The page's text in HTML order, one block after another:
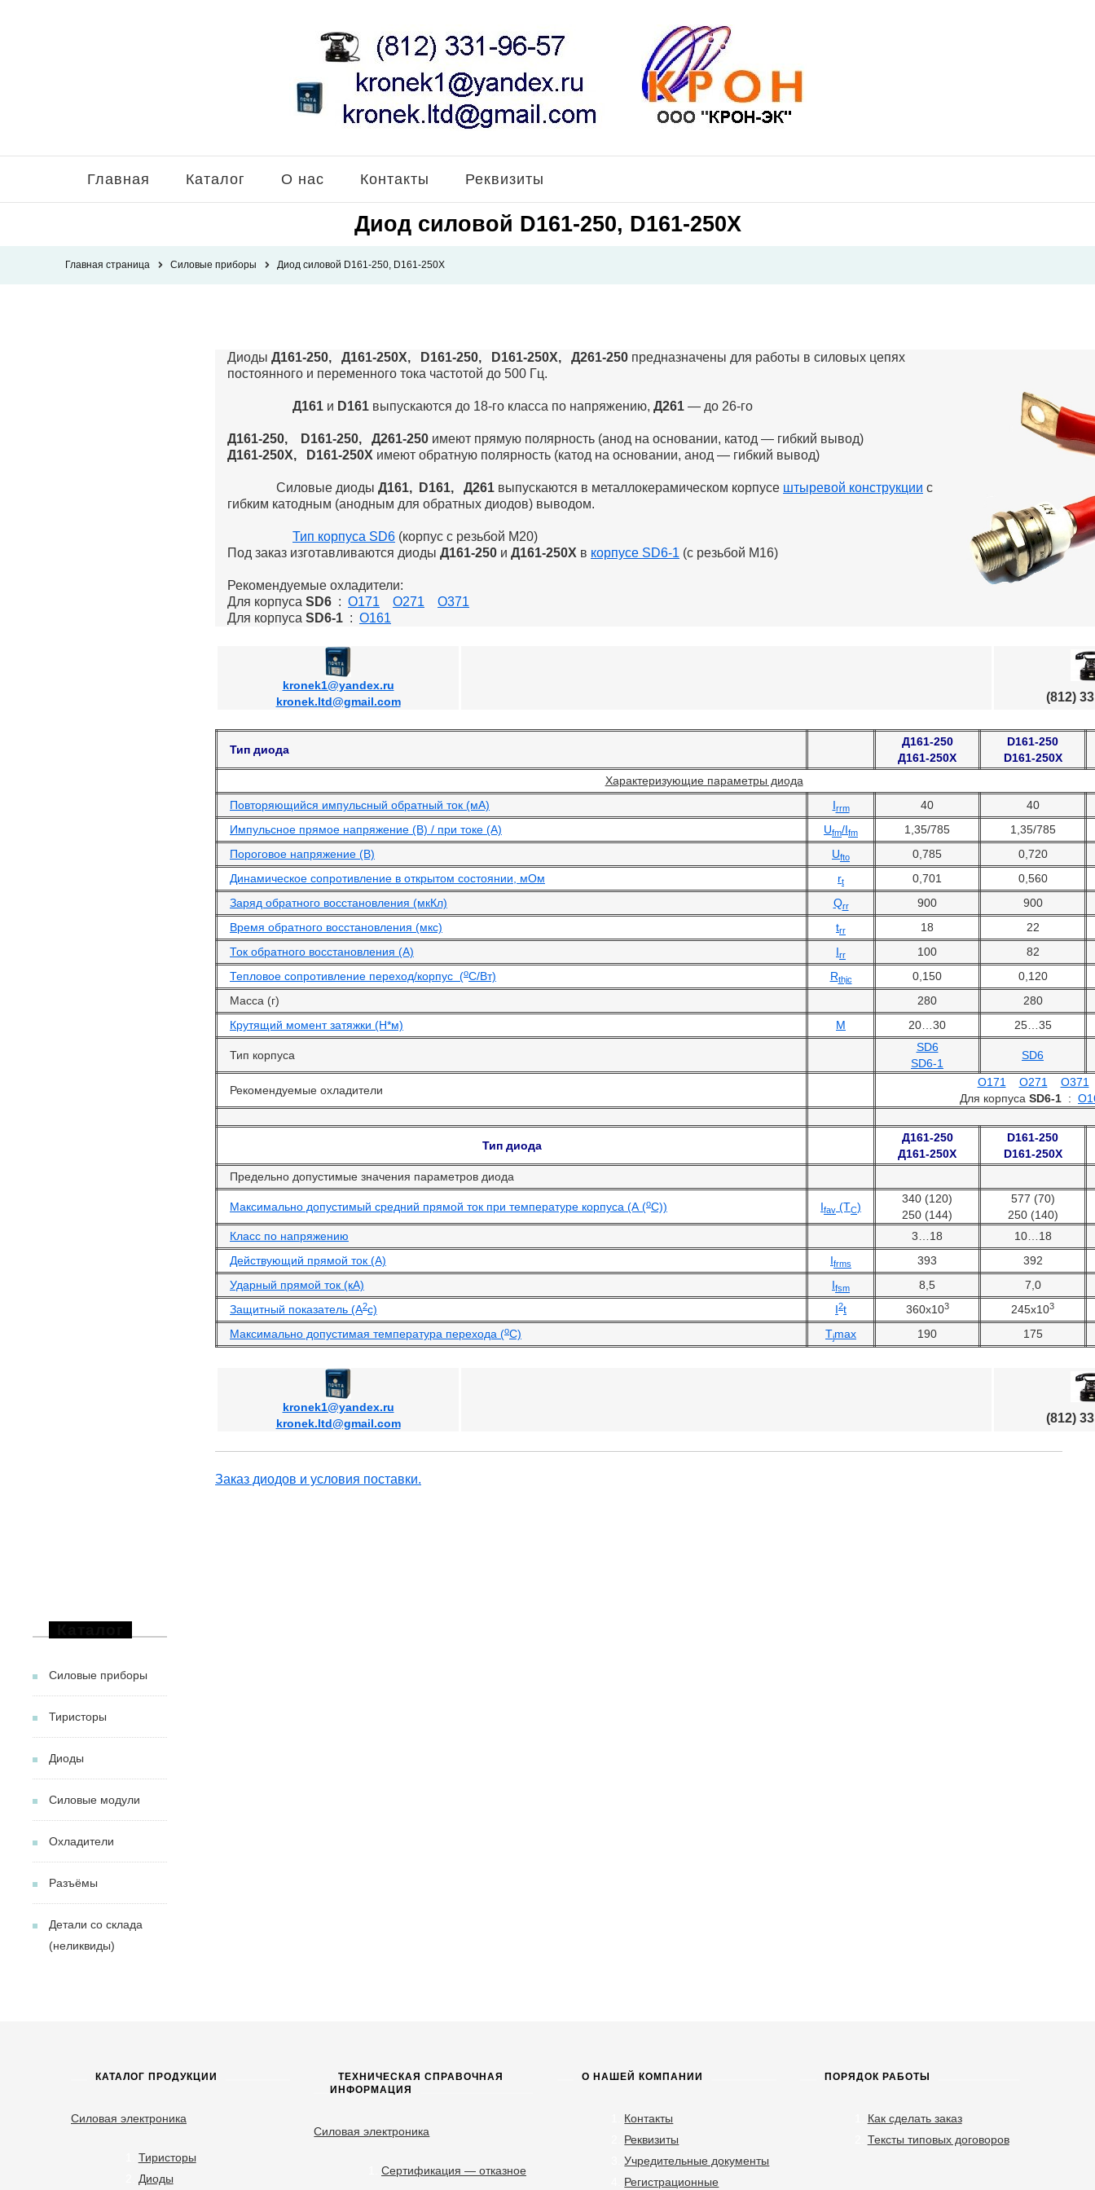
Главная Каталог О нас Контакты Реквизиты
Диод силовой D161-250, D161-250Х
Главная страница Силовые приборы Диод силовой D161-250, D161-250Х
Диоды Д161-250, Д161-250Х, D161-250, D161-250Х, Д261-250 предназначены для работы в силовых цепях
постоянного и переменного тока частотой до 500 Гц.
Д161 и D161 выпускаются до 18-го класса по напряжению, Д261 — до 26-го
Д161-250, D161-250, Д261-250 имеют прямую полярность (анод на основании, катод — гибкий вывод)
Д161-250Х, D161-250Х имеют обратную полярность (катод на основании, анод — гибкий вывод)
Силовые диоды Д161, D161, Д261 выпускаются в металлокерамическом корпусе штыревой конструкции с
гибким катодным (анодным для обратных диодов) выводом.
Тип корпуса SD6 (корпус с резьбой М20)
Под заказ изготавливаются диоды Д161-250 и Д161-250Х в корпусе SD6-1 (с резьбой М16)
Рекомендуемые охладители:
Для корпуса SD6 : О171 О271
О371
Для корпуса SD6-1 : О161
kronek1@yandex.ru
kronek.ltd@gmail.com
(812)
Тип диода
Д161-250
Д161-250Х
D161-250
D161-250X
Характеризующие параметры диода
Повторяющийся импульсный обратный ток (мА)
Irrm 40
40
Импульсное прямое напряжение (В) / при токе (А)
Ufm/Ifm 1,35/785
1,35/785
Пороговое напряжение (В)
Ufto 0,785
0,720
Динамическое сопротивление в открытом состоянии, мОм
rt 0,701
0,560
Заряд обратного восстановления (мкКл)
Qrr 900
900
Время обратного восстановления (мкс)
trr 18
22
Ток обратного восстановления (А)
Irr 100
82
Тепловое сопротивление переход/корпус (oС/Вт) Rthjc 0,150
0,120
Масса (г)
280
280
Крутящий момент затяжки (Н*м)
М 20…30 25…35
Тип корпуса
SD6
SD6-1
SD6
Рекомендуемые охладители
О171 О271
О371
Для корпуса SD6-1 :
Тип диода
Д161-250
Д161-250Х
D161-250
D161-250X
Предельно допустимые значения параметров диода
Максимально допустимый средний прямой ток при температуре корпуса (А (oС)) Ifav (TC)
340 (120)
250 (144)
577 (70)
250 (140)
Класс по напряжению
3…18
10…18
Действующий прямой ток (А)
Ifrms 393
392
Ударный прямой ток (кА)
Ifsm 8,5
7,0
Защитный показатель (А2с) I2t 360х103 245х103
Максимально допустимая температура перехода (oС) Tjmax 190 175
kronek1@yandex.ru
kronek.ltd@gmail.com
(812)
Заказ диодов и условия поставки.
Силовые приборы
Тиристоры
Диоды
Силовые модули
Охладители
Разъёмы
Детали со склада
(неликвиды)
КАТАЛОГ ПРОДУКЦИИ
Силовая электроника
Тиристоры
Диоды
ТЕХНИЧЕСКАЯ СПРАВОЧНАЯ
ИНФОРМАЦИЯ
Силовая электроника
Сертификация — отказное
О НАШЕЙ КОМПАНИИ
Контакты
Реквизиты
Учредительные документы
Регистрационные
ПОРЯДОК РАБОТЫ
Как сделать заказ
Тексты типовых договоров